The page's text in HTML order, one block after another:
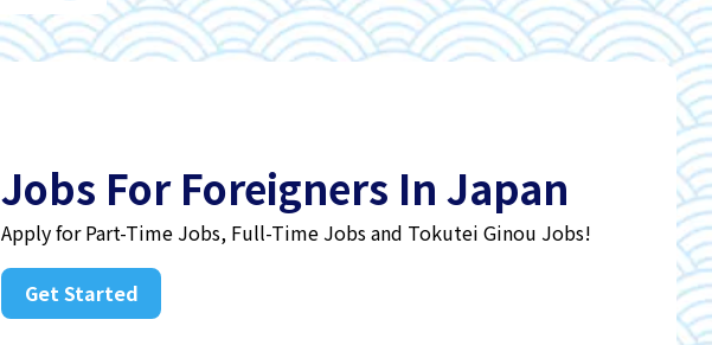
Jobs For Foreigners In Japan
Apply for Part-Time Jobs, Full-Time Jobs and Tokutei Ginou Jobs!
Get Started